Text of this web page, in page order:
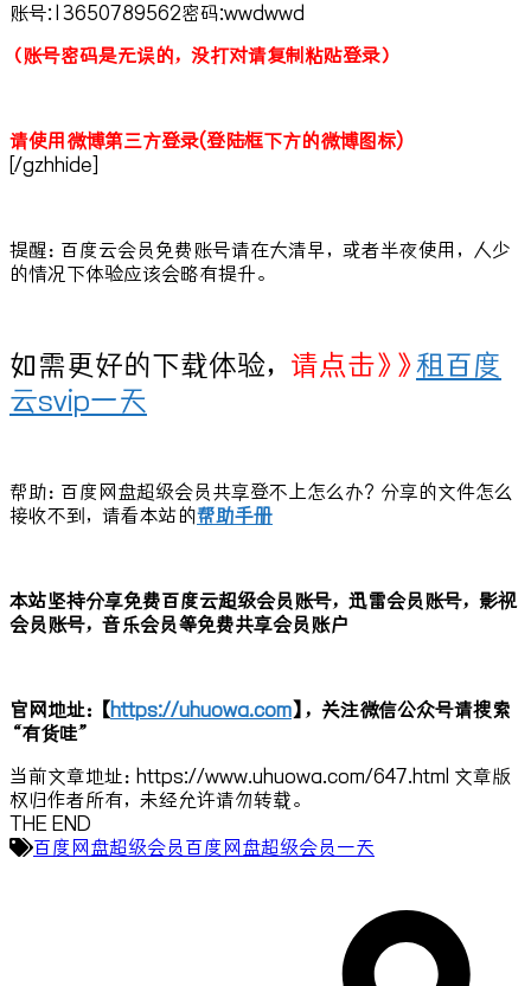
账号:13650789562密码:wwdwwd
（账号密码是无误的，没打对请复制粘贴登录）
请使用微博第三方登录(登陆框下方的微博图标)
[/gzhhide]
提醒：百度云会员免费账号请在大清早，或者半夜使用，人少
的情况下体验应该会略有提升。
如需更好的下载体验， 请点击》》租百度
云svip一天
帮助：百度网盘超级会员共享登不上怎么办？分享的文件怎么
接收不到，请看本站的帮助手册
本站坚持分享免费百度云超级会员账号，迅雷会员账号，影视
会员账号，音乐会员等免费共享会员账户
官网地址：【https://uhuowa.com】，关注微信公众号请搜索
“有货哇”
当前文章地址：https://www.uhuowa.com/647.html 文章版
权归作者所有，未经允许请勿转载。
THE END
百度网盘超级会员 百度网盘超级会员一天